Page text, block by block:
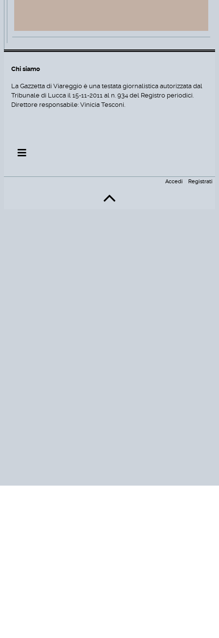
Chi siamo
La Gazzetta di Viareggio è una testata giornalistica autorizzata dal
Tribunale di Lucca il 15-11-2011 al n. 934 del Registro periodici.
Direttore responsabile: Vinicia Tesconi.
Accedi Registrati